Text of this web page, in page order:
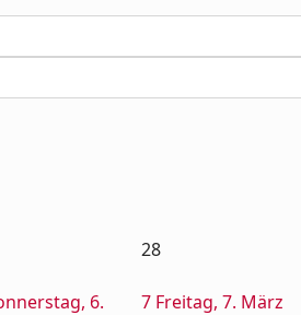
28
6.
7 Freitag, 7. März